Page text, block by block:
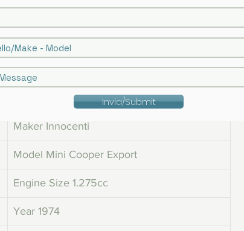
Maker Innocenti
Model Mini Cooper Export
Engine Size 1.275cc
Year 1974
Invia/Submit